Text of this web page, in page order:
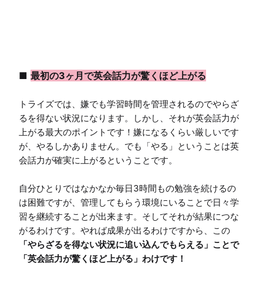
■ 最初の3ヶ月で英会話力が驚くほど上がる
トライズでは、嫌でも学習時間を管理されるのでやらざ
るを得ない状況になります。しかし、それが英会話力が
上がる最大のポイントです！嫌になるくらい厳しいです
が、やるしかありません。でも「やる」ということは英
会話力が確実に上がるということです。
自分ひとりではなかなか毎日3時間もの勉強を続けるの
は困難ですが、管理してもらう環境にいることで日々学
習を継続することが出来ます。そしてそれが結果につな
がるわけです。やれば成果が出るわけですから、この
「やらざるを得ない状況に追い込んでもらえる」ことで
「英会話力が驚くほど上がる」わけです！